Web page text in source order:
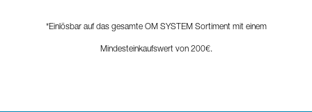
*Einlösbar auf das gesamte OM SYSTEM Sortiment mit einem
Mindesteinkaufswert von 200€.